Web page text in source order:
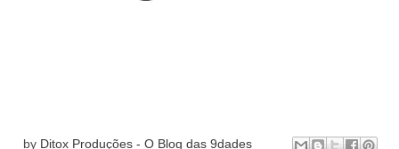
by Ditox Produções - O Blog das 9dades